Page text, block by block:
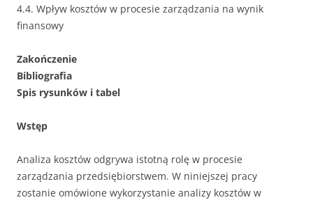
4.4. Wpływ kosztów w procesie zarządzania na wynik
finansowy
Zakończenie
Bibliografia
Spis rysunków i tabel
Wstęp
Analiza kosztów odgrywa istotną rolę w procesie
zarządzania przedsiębiorstwem. W niniejszej pracy
zostanie omówione wykorzystanie analizy kosztów w